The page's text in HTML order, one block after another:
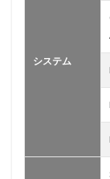
システム